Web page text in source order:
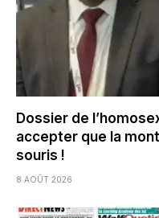
Dossier de
accepter que la
souris !
8 AOÛT 2026